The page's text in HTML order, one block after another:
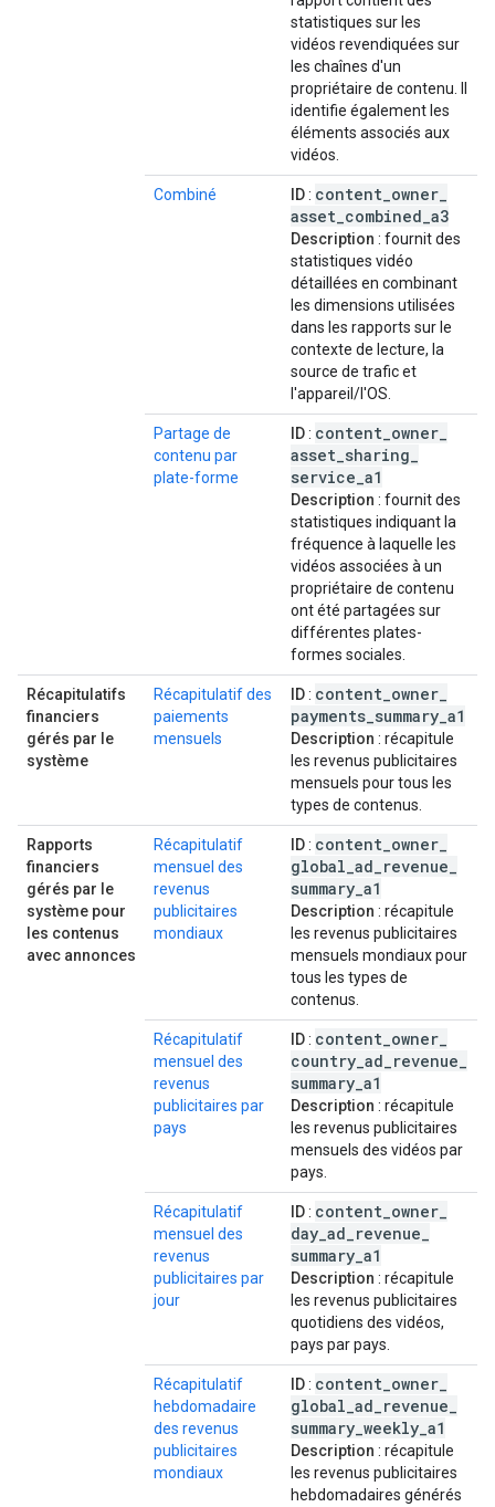
statistiques sur les
vidéos revendiquées sur
les chaînes d'un
propriétaire de contenu. Il
identifie également les
éléments associés aux
vidéos.
Combiné ID: content owner
asset combined a3
Description : fournit des
statistiques vidéo
détaillées en combinant
les dimensions utilisées
dans les rapports sur le
contexte de lecture, la
source de trafic et
l'appareil/l'OS.
Partage de
contenu par
plate-forme
ID: content owner
asset sharing
service a1
Description : fournit des
statistiques indiquant la
fréquence à laquelle les
vidéos associées à un
propriétaire de contenu
ont été partagées sur
différentes plates-
formes sociales.
Récapitulatifs
financiers
gérés par le
système
Récapitulatif des
paiements
mensuels
ID: content owner
payments summary a1
Description : récapitule
les revenus publicitaires
mensuels pour tous les
types de contenus.
Rapports
financiers
gérés par le
système pour
les contenus
avec annonces
Récapitulatif
mensuel des
revenus
publicitaires
mondiaux
ID: content owner
global ad revenue
summary a1
Description : récapitule
les revenus publicitaires
mensuels mondiaux pour
tous les types de
contenus.
Récapitulatif
mensuel des
revenus
publicitaires par
pays
ID: content owner
country ad revenue
summary a1
Description : récapitule
les revenus publicitaires
mensuels des vidéos par
pays.
Récapitulatif
mensuel des
revenus
publicitaires par
jour
ID: content owner
day ad revenue
summary a1
Description : récapitule
les revenus publicitaires
quotidiens des vidéos,
pays par pays.
Récapitulatif
hebdomadaire
des revenus
publicitaires
mondiaux
ID: content owner
global ad revenue
summary weekly a1
Description : récapitule
les revenus publicitaires
hebdomadaires générés